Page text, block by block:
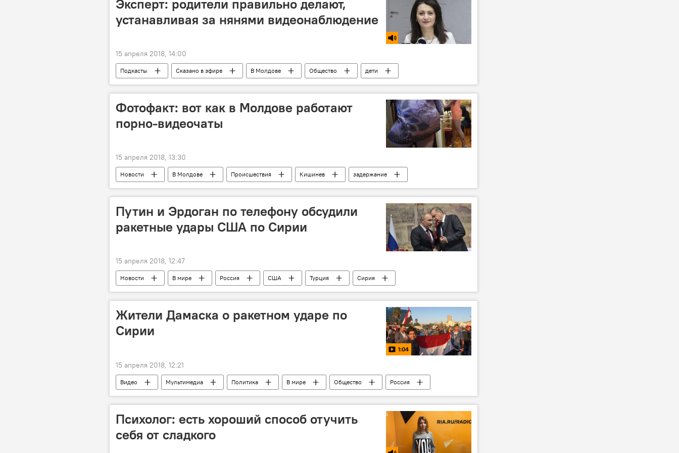
Эксперт: родители правильно делают,
устанавливая за нянями видеонаблюдение
15 апреля 2018, 14:00
Подкасты Сказано в эфире В Молдове Общество
дети
насилие над детьми
жестокость няня
Фотофакт: вот как в Молдове работают
порно-видеочаты
15 апреля 2018, 13:30
Новости В Молдове Происшествия Кишинев
задержание
сутенеры
девушки порно видеочат
Путин и Эрдоган по телефону обсудили
ракетные удары США по Сирии
15 апреля 2018, 12:47
Новости В мире Россия США Турция
Сирия
Владимир Путин
Реджеп Тайип Эрдоган война удары
ракеты
Жители Дамаска о ракетном ударе по
Сирии
1:04
15 апреля 2018, 12:21
Видео Мультимедиа Политика В мире Общество
Россия
США
Сирия акция агрессия удары ракеты
протест
Психолог: есть хороший способ отучить
себя от сладкого